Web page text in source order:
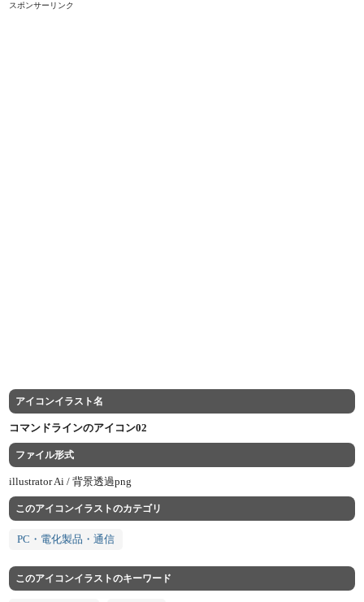
スポンサーリンク
アイコンイラスト名
コマンドラインのアイコン02
ファイル形式
illustrator Ai /背景透過png
このアイコンイラストのカテゴリ
PC・電化製品・通信
このアイコンイラストのキーワード